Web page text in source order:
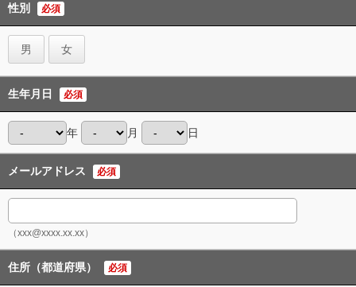
性別 必須
男 女
生年月日 必須
年 月 日
メールアドレス 必須
（xxx@xxxx.xx.xx）
住所（都道府県） 必須